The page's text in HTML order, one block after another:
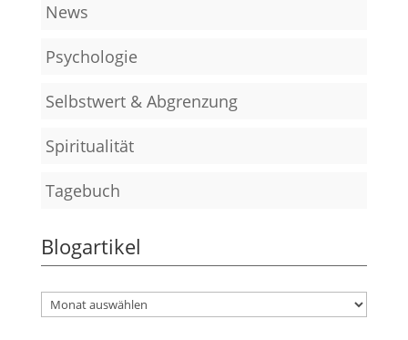
News
Psychologie
Selbstwert & Abgrenzung
Spiritualität
Tagebuch
Blogartikel